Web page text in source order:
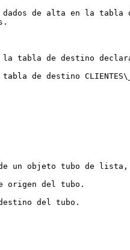
de alta en la
la tabla de destino
de destino
un objeto tubo de
origen del tubo.
del tubo.